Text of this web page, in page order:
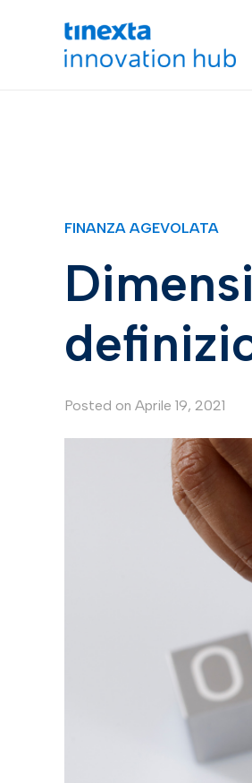
FINANZA AGEVOLATA
Posted on Aprile 19, 2021